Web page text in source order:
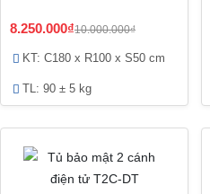
8.250.000₫10.000.000₫
KT: C180 x R100 x S50 cm
TL: 90 ± 5 kg